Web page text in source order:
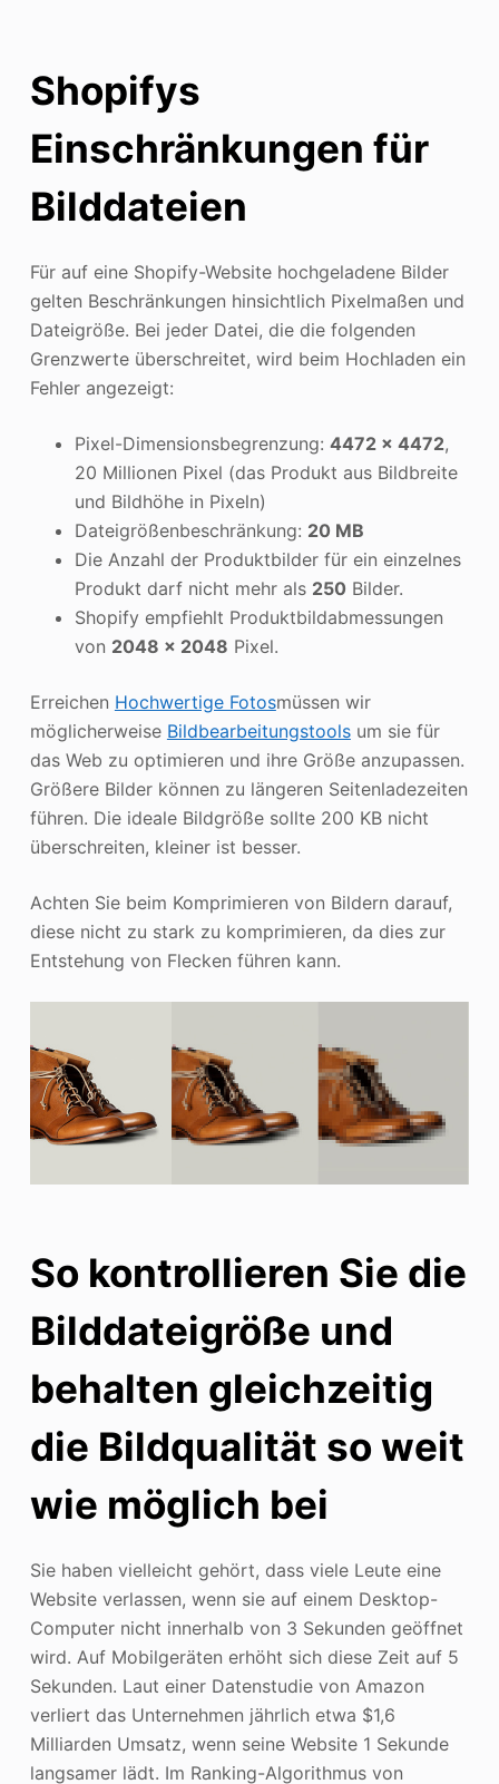
Shopifys
Einschränkungen für
Bilddateien
Für auf eine Shopify-Website hochgeladene Bilder
gelten Beschränkungen hinsichtlich Pixelmaßen und
Dateigröße. Bei jeder Datei, die die folgenden
Grenzwerte überschreitet, wird beim Hochladen ein
Fehler angezeigt:
Pixel-Dimensionsbegrenzung: 4472 x 4472,
20 Millionen Pixel (das Produkt aus Bildbreite
und Bildhöhe in Pixeln)
Dateigrößenbeschränkung: 20 MB
Die Anzahl der Produktbilder für ein einzelnes
Produkt darf nicht mehr als 250 Bilder.
Shopify empfiehlt Produktbildabmessungen
von 2048 x 2048 Pixel.
Erreichen Hochwertige Fotosmüssen wir
möglicherweise Bildbearbeitungstoolsum sie für
das Web zu optimieren und ihre Größe anzupassen.
Größere Bilder können zu längeren Seitenladezeiten
führen. Die ideale Bildgröße sollte 200 KB nicht
überschreiten, kleiner ist besser.
Achten Sie beim Komprimieren von Bildern darauf,
diese nicht zu stark zu komprimieren, da dies zur
Entstehung von Flecken führen kann.
So kontrollieren Sie die
Bilddateigröße und
behalten gleichzeitig
die Bildqualität so weit
wie möglich bei
Sie haben vielleicht gehört, dass viele Leute eine
Website verlassen, wenn sie auf einem Desktop-
Computer nicht innerhalb von 3 Sekunden geöffnet
wird. Auf Mobilgeräten erhöht sich diese Zeit auf 5
Sekunden. Laut einer Datenstudie von Amazon
verliert das Unternehmen jährlich etwa $1,6
Milliarden Umsatz, wenn seine Website 1 Sekunde
langsamer lädt. Im Ranking-Algorithmus von